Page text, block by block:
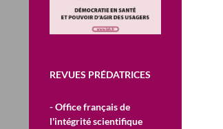
REVUES PRÉDATRICES
- Office français de
l'intégrité scientifique